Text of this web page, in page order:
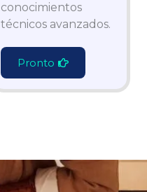
conocimientos
técnicos avanzados.
Pronto